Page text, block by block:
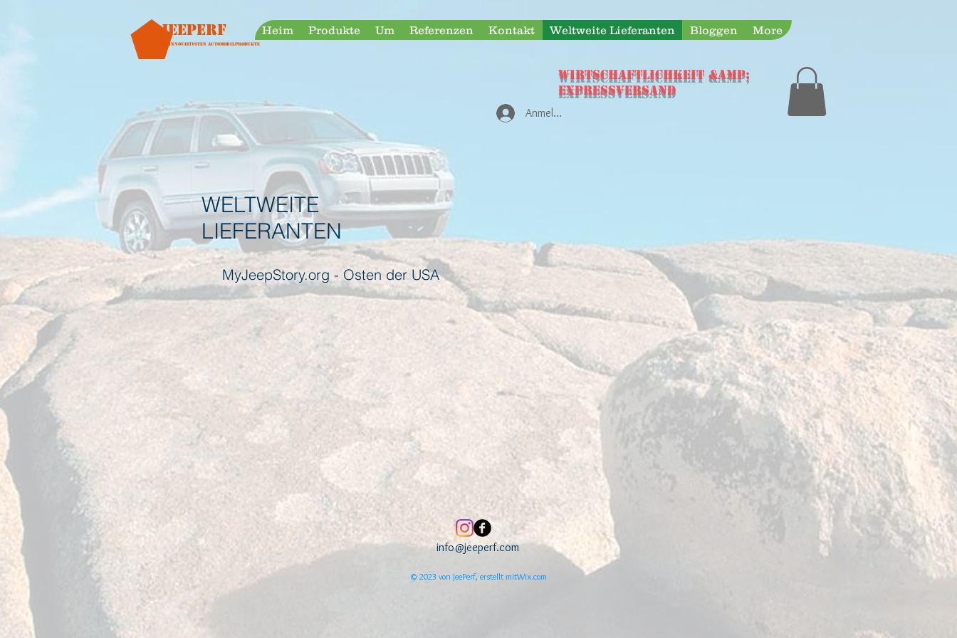
Jeeperf
Die innovativsten Automobilprodukte
Heim Produkte Um Referenzen Kontakt Weltweite Lieferanten Bloggen More
WIRTSCHAFTLICHKEIT &amp;
Expressversand
Anmelden
WELTWEITE
LIEFERANTEN
MyJeepStory.org - Osten der USA
info@jeeperf.com
© 2023 von JeePerf, erstellt mitWix.com